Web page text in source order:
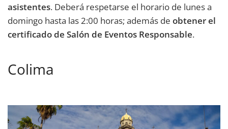
asistentes. Deberá respetarse el horario de lunes a
domingo hasta las 2:00 horas; además de obtener el
certificado de Salón de Eventos Responsable.
Colima